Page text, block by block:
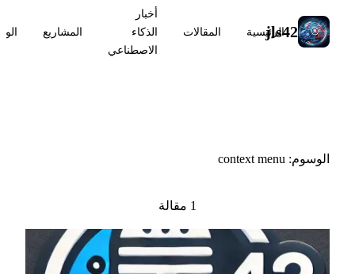
jls42
الرئيسية المقالات
أخبار
الذكاء
الاصطناعي
المشاريع
الوسوم: context menu
1 مقالة